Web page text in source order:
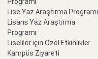
Lise Yaz Araştırma Programı
Lisans Yaz Araştırma
Programı
Liseliler için Özel Etkinlikler
Kampüs Ziyareti